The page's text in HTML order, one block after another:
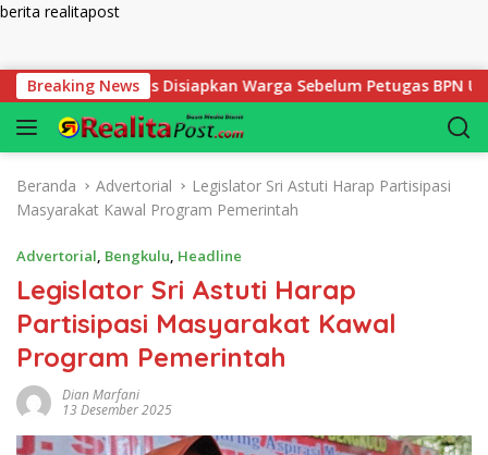
berita realitapost
Breaking News
Harus Disiapkan Warga Sebelum Petugas BPN Ukur Tanah
Beranda Advertorial
Legislator Sri Astuti Harap Partisipasi
Masyarakat Kawal Program Pemerintah
Advertorial, Bengkulu, Headline
Legislator Sri Astuti Harap
Partisipasi Masyarakat Kawal
Program Pemerintah
Dian Marfani
13 Desember 2025